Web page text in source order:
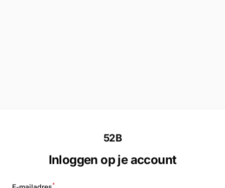
52B
Inloggen op je account
*